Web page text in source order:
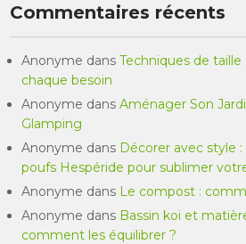
Commentaires récents
Anonyme dansTechniques de
chaque besoin
Anonyme dansAménager Son
Glamping
Anonyme dans Décorer avec style
poufs Hespéride pour sublimer
Anonyme dans Le compost :
Anonyme dans Bassin koi et
comment les équilibrer ?